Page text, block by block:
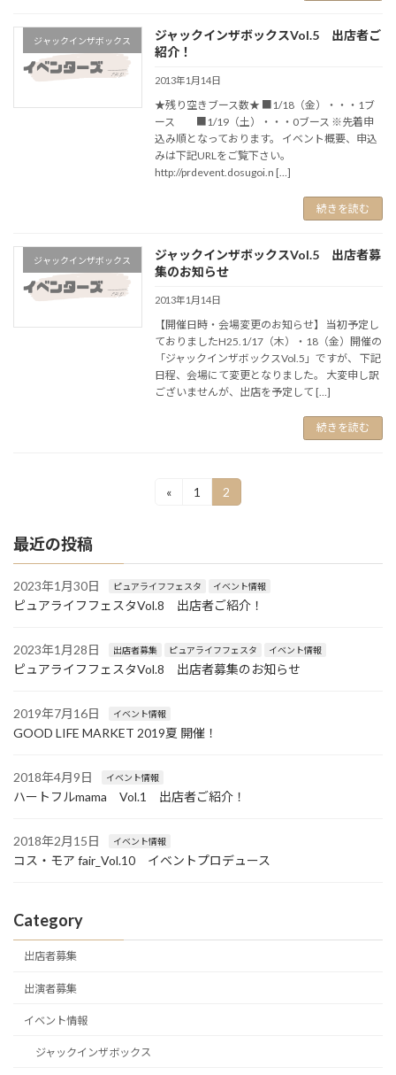
ジャックインザボックス
ジャックインザボックスVol.5 出店者ご
紹介！
2013年1月14日
★残り空きブース数★ ■1/18（金）・・・1ブ
ース ■1/19（土）・・・0ブース ※先着申
込み順となっております。 イベント概要、申込
みは下記URLをご覧下さい。
http://prdevent.dosugoi.n […]
続きを読む
ジャックインザボックス
ジャックインザボックスVol.5 出店者募
集のお知らせ
2013年1月14日
【開催日時・会場変更のお知らせ】 当初予定し
ておりましたH25.1/17（木）・18（金）開催の
「ジャックインザボックスVol.5」ですが、 下記
日程、会場にて変更となりました。 大変申し訳
ございませんが、出店を予定して […]
続きを読む
ナ
ビ
ゲ
ー
シ
ョ
ン
«
固
ジ
1
固
定
ジ
2
最近の投稿
2023年1月30日 ピュアライフフェスタ イベント情報
ピュアライフフェスタVol.8 出店者ご紹介！
2023年1月28日 出店者募集 ピュアライフフェスタ イベント情報
ピュアライフフェスタVol.8 出店者募集のお知らせ
2019年7月16日 イベント情報
GOOD LIFE MARKET 2019夏 開催！
2018年4月9日 イベント情報
ハートフルmama Vol.1 出店者ご紹介！
2018年2月15日 イベント情報
コス・モア fair_Vol.10 イベントプロデュース
Category
出店者募集
出演者募集
イベント情報
ジャックインザボックス